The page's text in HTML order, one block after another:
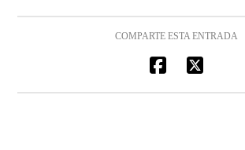
COMPARTE ESTA ENTRADA